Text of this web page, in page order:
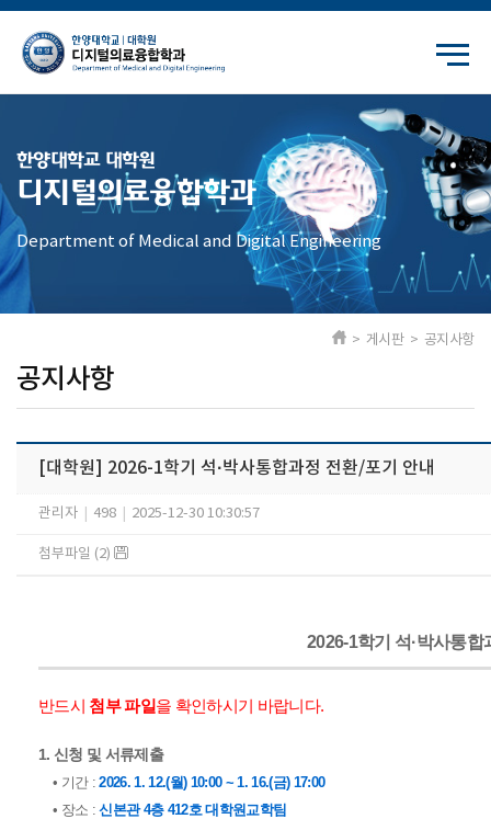
한양대학교 대학원
디지털의료융합학과
Department of Medical and Digital Engineering
공지사항
> 게시판 > 공지사항
[대학원] 2026-1학기 석·박사통합과정 전환/포기 안내
관리자 498 2025-12-30 10:30:57
첨부파일 (2)
2026-1학기 석·박사통합
반드시 첨부 파일을 확인하시기 바랍니다.
1. 신청 및 서류제출
• 기간 :2026. 1. 12.(월) 10:00 ~ 1. 16.(금) 17:00
• 장소 :신본관 4층 412호 대학원교학팀